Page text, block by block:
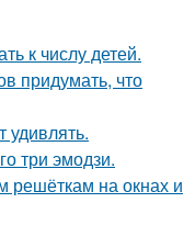
к числу детей.
придумать, что
удивлять.
три эмодзи.
решёткам на окнах и